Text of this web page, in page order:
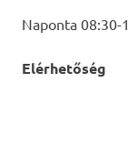
Naponta 08:30-
Elérhetőség